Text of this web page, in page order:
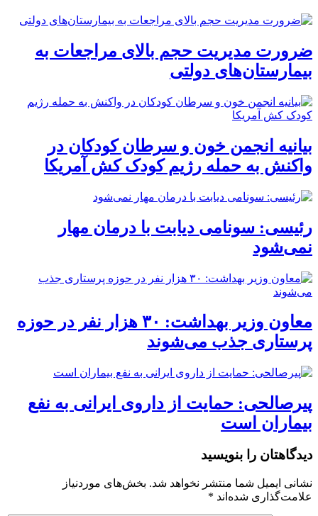
ضرورت مدیریت حجم بالای مراجعات به
بیمارستان‌های دولتی
بیانیه انجمن خون و سرطان کودکان در
واکنش به حمله رژیم کودک کش آمریکا
رئیسی: سونامی دیابت با درمان مهار
نمی‌شود
معاون وزیر بهداشت: ۳۰ هزار نفر در حوزه
پرستاری جذب می‌شوند
پیرصالحی: حمایت از داروی ایرانی به نفع
بیماران است
دیدگاهتان را بنویسید
نشانی ایمیل شما منتشر نخواهد شد. بخش‌های موردنیاز
علامت‌گذاری شده‌اند *